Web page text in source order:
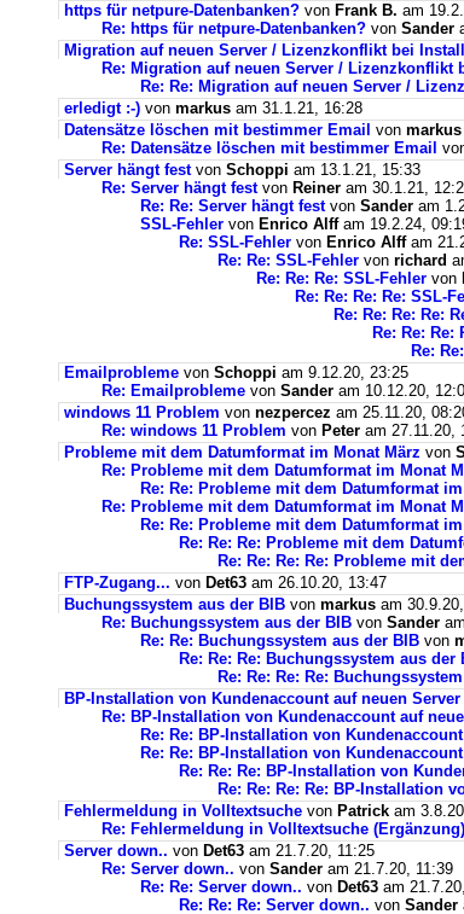
https für netpure-Datenbanken? von Frank B. am
Re: https für netpure-Datenbanken? von Sander
Migration auf neuen Server / Lizenzkonflikt bei
Re: Migration auf neuen Server / Lizenzkonflikt
Re: Re: Migration auf neuen Server /
erledigt :-) von markus am 31.1.21, 16:28
Datensätze löschen mit bestimmer Email von markus
Re: Datensätze löschen mit bestimmer Email
Server hängt festvon Schoppi am 13.1.21, 15:33
Re: Server hängt festvon Reiner am 30.1.21,
Re: Re: Server hängt festvon Sander am
SSL-Fehler von Enrico Alffam 19.2.24,
Re: SSL-Fehler von Enrico Alffam
Re: Re: SSL-Fehler von richard
Re: Re: Re: SSL-Fehler von
Re: Re: Re: Re: SSL-
Re: Re: Re: Re:
Re: Re: Re:
Re:
Emailprobleme von Schoppi am 9.12.20, 23:25
Re: Emailprobleme von Sander am 10.12.20,
windows 11 Problem von nezpercez am 25.11.20,
Re: windows 11 Problem von Peter am 27.11.20,
Probleme mit dem Datumformat im Monat März von
Re: Probleme mit dem Datumformat im Monat
Re: Re: Probleme mit dem Datumformat
Re: Probleme mit dem Datumformat im Monat
Re: Re: Probleme mit dem Datumformat
Re: Re: Re: Probleme mit dem
Re: Re: Re: Re: Probleme mit
FTP-Zugang... von Det63 am 26.10.20, 13:47
Buchungssystem aus der BIB von markus am
Re: Buchungssystem aus der BIB von Sander
Re: Re: Buchungssystem aus der BIB von
Re: Re: Re: Buchungssystem aus der
Re: Re: Re: Re:
BP-Installation von Kundenaccount auf neuen
Re: BP-Installation von Kundenaccount auf
Re: Re: BP-Installation von
Re: Re: BP-Installation von
Re: Re: Re: BP-Installation von
Re: Re: Re: Re: BP-Installation
Fehlermeldung in Volltextsuche von Patrick am
Re: Fehlermeldung in Volltextsuche (Ergänzung)
Server down.. von Det63 am 21.7.20, 11:25
Re: Server down.. von Sander am 21.7.20, 11:39
Re: Re: Server down.. von Det63 am
Re: Re: Re: Server down.. von Sander